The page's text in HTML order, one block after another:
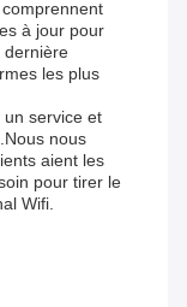
à jour pour
dernière
les plus
service et
nous
aient les
pour tirer le
Wifi.